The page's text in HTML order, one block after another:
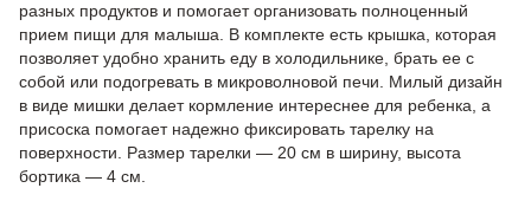
разных продуктов и помогает организовать полноценный
прием пищи для малыша. В комплекте есть крышка, которая
позволяет удобно хранить еду в холодильнике, брать ее с
собой или подогревать в микроволновой печи. Милый дизайн
в виде мишки делает кормление интереснее для ребенка, а
присоска помогает надежно фиксировать тарелку на
поверхности. Размер тарелки — 20 см в ширину, высота
бортика — 4 см.